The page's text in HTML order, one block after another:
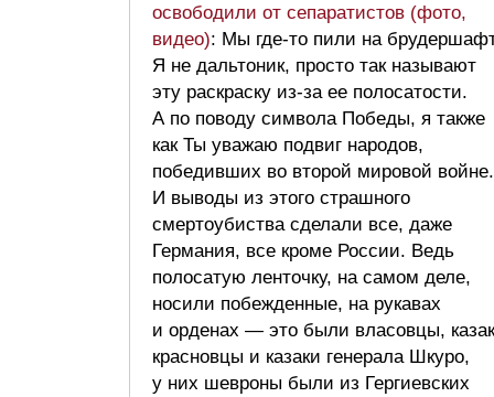
освободили от сепаратистов (фото,
видео): Мы где-то пили на
Я не дальтоник, просто так называют
эту раскраску из-за ее полосатости.
А по поводу символа Победы, я также
как Ты уважаю подвиг народов,
победивших во второй мировой войне.
И выводы из этого страшного
смертоубиства сделали все, даже
Германия, все кроме России. Ведь
полосатую ленточку, на самом деле,
носили побежденные, на рукавах
и орденах — это были власовцы,
красновцы и казаки генерала Шкуро,
у них шевроны были из Гергиевских